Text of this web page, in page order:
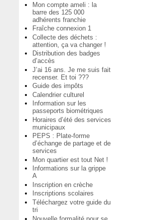
Mon compte ameli : la
barre des 125 000
adhérents franchie
Fraîche connexion 1
Collecte des déchets :
attention, ça va changer !
Distribution des badges
d’accès
J’ai 16 ans. Je me suis fait
recenser. Et toi ???
Guide des impôts
Calendrier culturel
Information sur les
passeports biométriques
Horaires d’été des services
municipaux
PEPS : Plate-forme
d’échange de partage et de
services
Mon quartier est tout Net !
Informations sur la grippe
A
Inscription en crèche
Inscriptions scolaires
Téléchargez votre guide du
tri